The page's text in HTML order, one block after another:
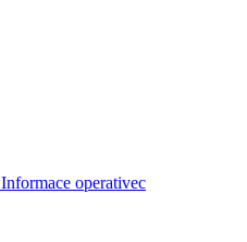
Informace operativec